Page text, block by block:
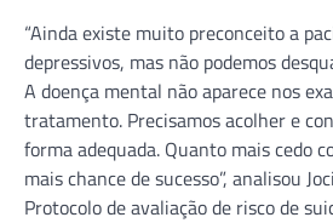
“Ainda existe muito preconceito a
depressivos, mas não podemos
A doença mental não aparece nos
tratamento. Precisamos acolher e
forma adequada. Quanto mais cedo
mais chance de sucesso”, analisou
Protocolo de avaliação de risco de